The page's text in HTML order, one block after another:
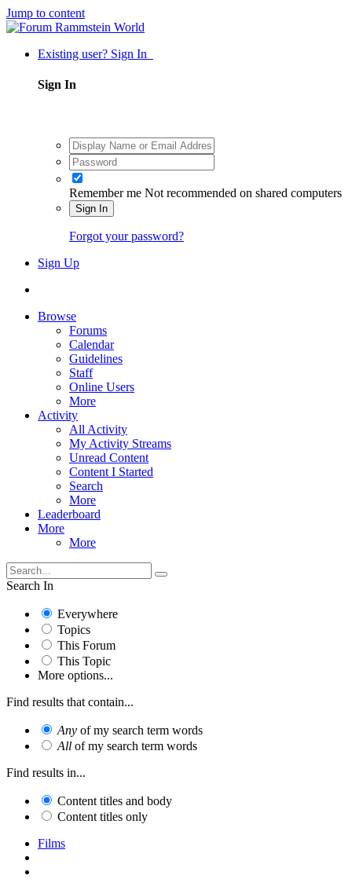
Jump to content
Existing user? Sign In
Sign In
Remember me Not recommended on shared computers
Sign In
Forgot your password?
Sign Up
Browse
Forums
Calendar
Guidelines
Staff
Online Users
More
Activity
All Activity
My Activity Streams
Unread Content
Content I Started
Search
More
Leaderboard
More
More
Search In
Everywhere
Topics
This Forum
This Topic
More options...
Find results that contain...
Any of my search term words
All of my search term words
Find results in...
Content titles and body
Content titles only
Films